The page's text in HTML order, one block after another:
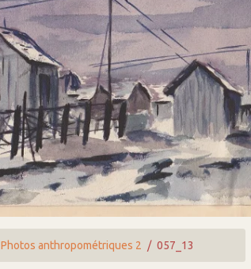
Photos anthropométriques 2 057_13